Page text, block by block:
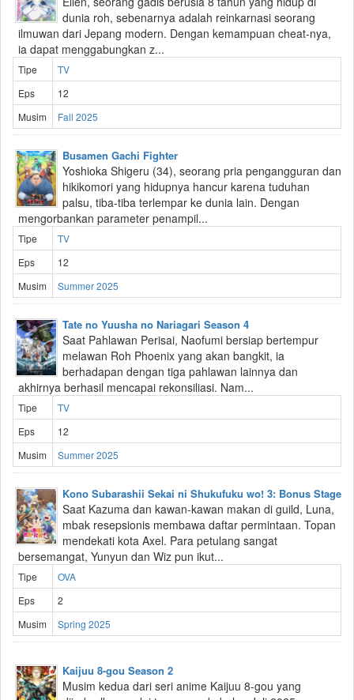
dunia roh, sebenarnya adalah reinkarnasi seorang
ilmuwan dari Jepang modern. Dengan kemampuan cheat-nya,
ia dapat menggabungkan z...
Tipe
TV
Eps
12
Musim
Fall 2025
Busamen Gachi Fighter
Yoshioka Shigeru (34), seorang pria pengangguran dan
hikikomori yang hidupnya hancur karena tuduhan
palsu, tiba-tiba terlempar ke dunia lain. Dengan
mengorbankan parameter penampil...
Tipe
TV
Eps
12
Musim
Summer 2025
Tate no Yuusha no Nariagari Season 4
Saat Pahlawan Perisai, Naofumi bersiap bertempur
melawan Roh Phoenix yang akan bangkit, ia
berhadapan dengan tiga pahlawan lainnya dan
akhirnya berhasil mencapai rekonsiliasi. Nam...
Tipe
TV
Eps
12
Musim
Summer 2025
Kono Subarashii Sekai ni Shukufuku wo! 3: Bonus Stage
Saat Kazuma dan kawan-kawan makan di guild, Luna,
mbak resepsionis membawa daftar permintaan. Topan
mendekati kota Axel. Para petulang sangat
bersemangat, Yunyun dan Wiz pun ikut...
Tipe
OVA
Eps
2
Musim
Spring 2025
Kaijuu 8-gou Season 2
Musim kedua dari seri anime Kaijuu 8-gou yang